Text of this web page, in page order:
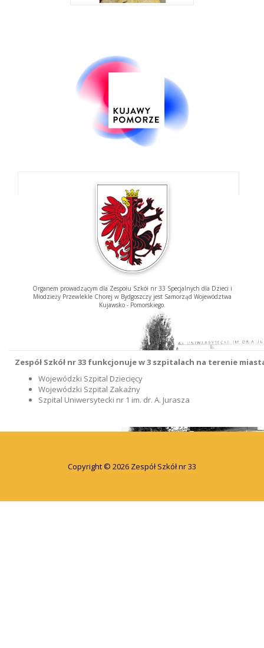
Organem prowadzącym dla Zespołu Szkół nr 33 Specjalnych dla Dzieci i
Młodzieży Przewlekle Chorej w Bydgoszczy jest Samorząd Województwa
Kujawsko - Pomorskiego.
Zespół Szkół nr 33 funkcjonuje w 3 szpitalach na terenie
Wojewódzki Szpital Dziecięcy
Wojewódzki Szpital Zakaźny
Szpital Uniwersytecki nr 1 im. dr. A. Jurasza
Copyright © 2026 Zespół Szkół nr 33